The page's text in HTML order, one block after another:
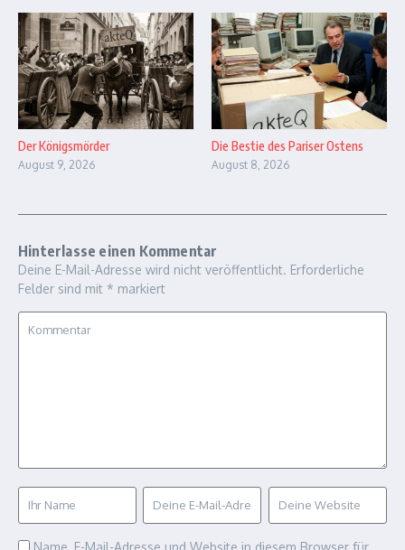
Der Königsmörder
August 9, 2026
Die Bestie des Pariser Ostens
August 8, 2026
Hinterlasse einen Kommentar
Deine E-Mail-Adresse wird nicht veröffentlicht. Erforderliche
Felder sind mit * markiert